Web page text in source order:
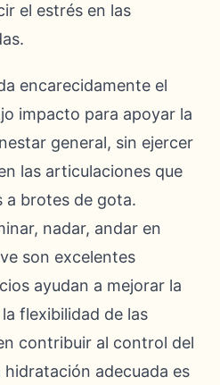
el estrés en las
encarecidamente el
impacto para apoyar la
general, sin ejercer
las articulaciones que
a brotes de gota.
nadar, andar en
son excelentes
ayudan a mejorar la
flexibilidad de las
contribuir al control del
adecuada es